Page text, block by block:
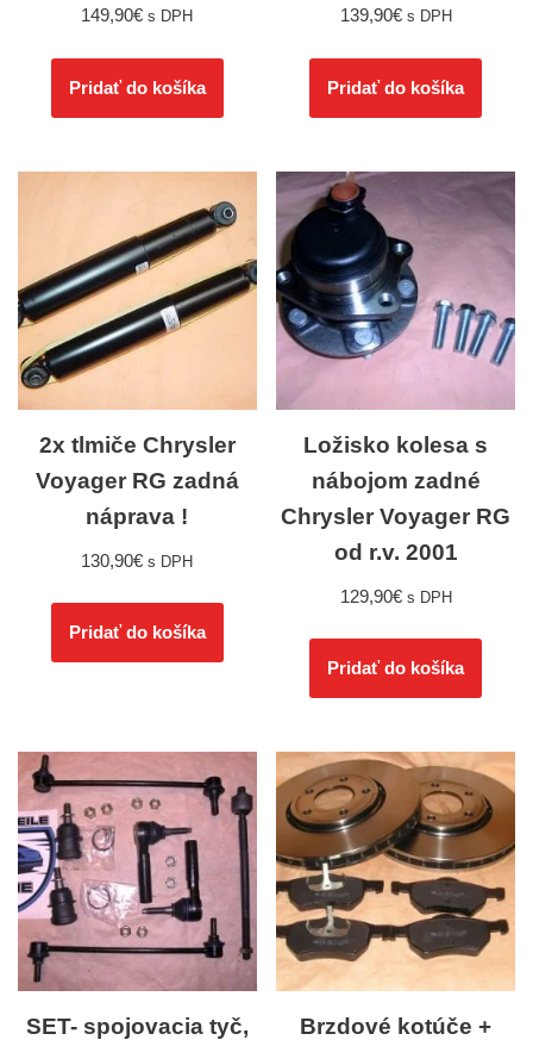
149,90€ s DPH
Pridať do košíka
139,90€ s DPH
Pridať do košíka
2x tlmiče Chrysler
Voyager RG zadná
náprava !
130,90€ s DPH
Pridať do košíka
Ložisko kolesa s
nábojom zadné
Chrysler Voyager RG
od r.v. 2001
129,90€ s DPH
Pridať do košíka
SET- spojovacia tyč,
Brzdové kotúče +